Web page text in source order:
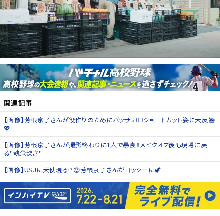
関連記事
【画像】芳根京子さんが役作りのためにバッサリ💇‍♀️ショートカット姿に大反響
💖
【画像】芳根京子さんが撮影終わりに1人で暴食‼️メイクオフ後も現場に戻
る"執念深さ"
【画像】USJに天使現る!?😍芳根京子さんがヨッシーに🦖